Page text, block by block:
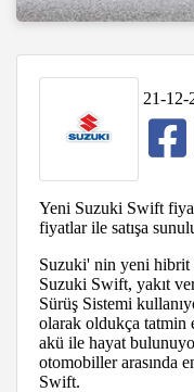
21-12-
Yeni Suzuki Swift
fiyatlar ile satışa
Suzuki' nin yeni
Suzuki Swift, yakıt
Sürüş Sistemi
olarak oldukça
akü ile hayat
otomobiller arasında
Swift.